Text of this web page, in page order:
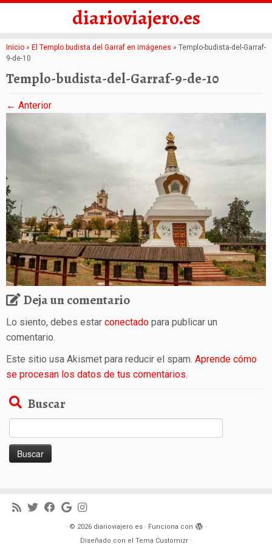
Saltar
al
contenido
diarioviajero.es
Inicio » El Templo budista del Garraf en imágenes » Templo-budista-del-Garraf-
9-de-10
Templo-budista-del-Garraf-9-de-10
← Anterior
Deja un comentario
Lo siento, debes estar conectado para publicar un
comentario.
Este sitio usa Akismet para reducir el spam. Aprende cómo
se procesan los datos de tus comentarios.
Buscar
· © 2026 diarioviajero.es· Funciona con
·
Diseñado con el Tema Customizr ·